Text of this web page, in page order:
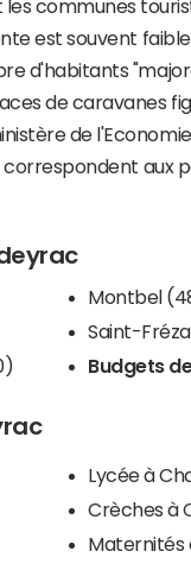
communes
est souvent
d'habitants
de caravanes
de
aux
Montbel
Saint-
Budgets
Lycée à
Crèches à
Maternités